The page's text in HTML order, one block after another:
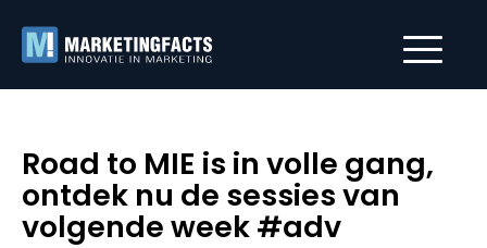
Road to MIE is in volle gang,
ontdek nu de sessies van
volgende week #adv